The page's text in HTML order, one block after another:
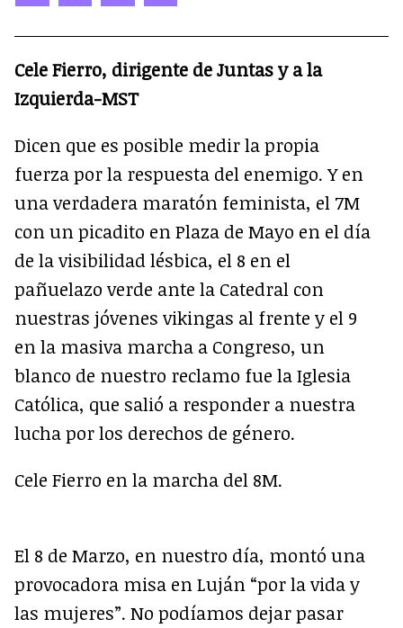
X FacebookWhatsApp
Telegram
Cele Fierro, dirigente de Juntas y a la
Izquierda-MST
Dicen que es posible medir la propia
fuerza por la respuesta del enemigo. Y en
una verdadera maratón feminista, el 7M
con un picadito en Plaza de Mayo en el día
de la visibilidad lésbica, el 8 en el
pañuelazo verde ante la Catedral con
nuestras jóvenes vikingas al frente y el 9
en la masiva marcha a Congreso, un
blanco de nuestro reclamo fue la Iglesia
Católica, que salió a responder a nuestra
lucha por los derechos de género.
Cele Fierro en la marcha del 8M.
El 8 de Marzo, en nuestro día, montó una
provocadora misa en Luján “por la vida y
las mujeres”. No podíamos dejar pasar